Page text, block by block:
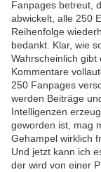
Fanpages betreut,
abwickelt, alle 250
Reihenfolge
bedankt. Klar, wie
Wahrscheinlich gibt
Kommentare
250 Fanpages
werden Beiträge
Intelligenzen
geworden ist, mag
Gehampel wirklich
Und jetzt kann ich
der wird von einer